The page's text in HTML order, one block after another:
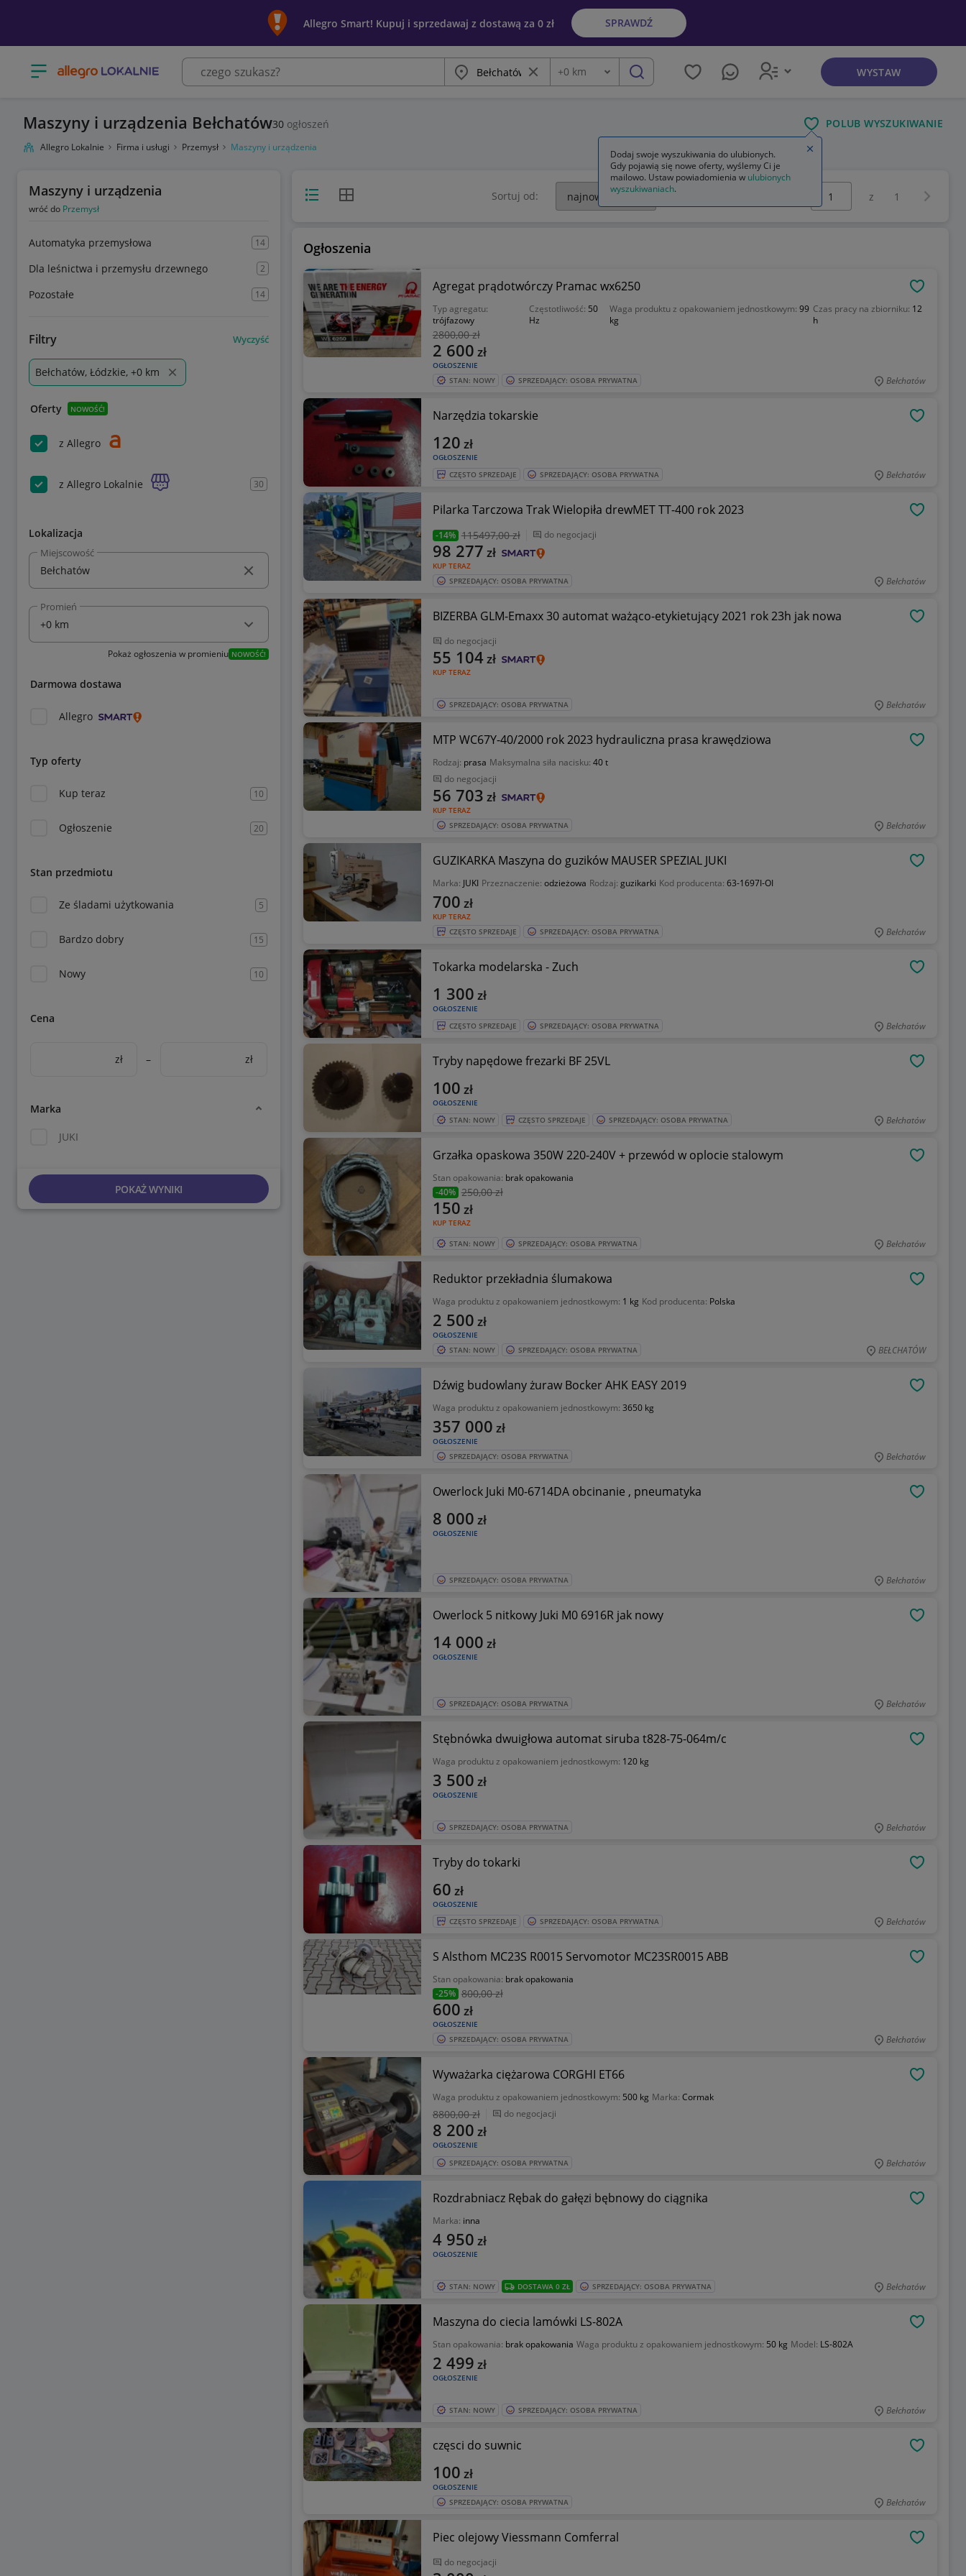
Allegro Smart! Kupuj i sprzedawaj z dostawą za 0 zł SPRAWDŹ
Otwórz menu z kategoriami Miasto Wyczyść frazę
Odległość
+0 km szukaj WYSTAW
Maszyny i urządzenia Bełchatów30 ogłoszeń POLUB WYSZUKIWANIE
Allegro Lokalnie Firma i usługi Przemysł Maszyny i urządzenia
Maszyny i urządzenia
wróć do Przemysł
Automatyka przemysłowa 14
Dla leśnictwa i przemysłu drzewnego 2
Pozostałe 14
Filtry Wyczyść
Bełchatów, Łódzkie, +0 km
Oferty NOWOŚĆ!
z Allegro
z Allegro Lokalnie 30
Lokalizacja
Miejscowość
Promień
Pokaż ogłoszenia w promieniu NOWOŚĆ!
Darmowa dostawa
Allegro
Typ oferty
Kup teraz 10
Ogłoszenie 20
Stan przedmiotu
Ze śladami użytkowania 5
Bardzo dobry 15
Nowy 10
Cena
zł – zł
Marka
JUKI
POKAŻ WYNIKI
Widok listyWidok siatki Sortuj od: z 1
Ogłoszenia
Agregat prądotwórczy Pramac wx6250
Typ agregatu:
trójfazowy
Częstotliwość: 50
Hz
Waga produktu z opakowaniem jednostkowym:99
kg
Czas pracy na zbiorniku: 12
h
2800,00 zł
OGŁOSZENIE
2 600 zł
STAN: NOWY SPRZEDAJĄCY: OSOBA PRYWATNA Bełchatów
Narzędzia tokarskie
OGŁOSZENIE
120 zł
CZĘSTO SPRZEDAJE SPRZEDAJĄCY: OSOBA PRYWATNA Bełchatów
Pilarka Tarczowa Trak Wielopiła drewMET TT-400 rok 2023
-14% 115497,00 zł do negocjacji
KUP TERAZ
98 277 zł
SPRZEDAJĄCY: OSOBA PRYWATNA Bełchatów
BIZERBA GLM-Emaxx 30 automat ważąco-etykietujący 2021 rok 23h jak nowa
do negocjacji
KUP TERAZ
55 104 zł
SPRZEDAJĄCY: OSOBA PRYWATNA Bełchatów
MTP WC67Y-40/2000 rok 2023 hydrauliczna prasa krawędziowa
Rodzaj: prasa Maksymalna siła nacisku: 40 t
do negocjacji
KUP TERAZ
56 703 zł
SPRZEDAJĄCY: OSOBA PRYWATNA Bełchatów
GUZIKARKA Maszyna do guzików MAUSER SPEZIAL JUKI
Marka: JUKI Przeznaczenie: odzieżowa Rodzaj: guzikarki Kod producenta: 63-1697I-OI
KUP TERAZ
700 zł
CZĘSTO SPRZEDAJE SPRZEDAJĄCY: OSOBA PRYWATNA Bełchatów
Tokarka modelarska - Zuch
OGŁOSZENIE
1 300 zł
CZĘSTO SPRZEDAJE SPRZEDAJĄCY: OSOBA PRYWATNA Bełchatów
Tryby napędowe frezarki BF 25VL
OGŁOSZENIE
100 zł
STAN: NOWY CZĘSTO SPRZEDAJE SPRZEDAJĄCY: OSOBA PRYWATNA Bełchatów
Grzałka opaskowa 350W 220-240V + przewód w oplocie stalowym
Stan opakowania: brak opakowania
-40% 250,00 zł
KUP TERAZ
150 zł
STAN: NOWY SPRZEDAJĄCY: OSOBA PRYWATNA Bełchatów
Reduktor przekładnia ślumakowa
Waga produktu z opakowaniem jednostkowym: 1 kg Kod producenta: Polska
OGŁOSZENIE
2 500 zł
STAN: NOWY SPRZEDAJĄCY: OSOBA PRYWATNA BEŁCHATÓW
Dźwig budowlany żuraw Bocker AHK EASY 2019
Waga produktu z opakowaniem jednostkowym: 3650 kg
OGŁOSZENIE
357 000 zł
SPRZEDAJĄCY: OSOBA PRYWATNA Bełchatów
Owerlock Juki M0-6714DA obcinanie , pneumatyka
OGŁOSZENIE
8 000 zł
SPRZEDAJĄCY: OSOBA PRYWATNA Bełchatów
Owerlock 5 nitkowy Juki M0 6916R jak nowy
OGŁOSZENIE
14 000 zł
SPRZEDAJĄCY: OSOBA PRYWATNA Bełchatów
Stębnówka dwuigłowa automat siruba t828-75-064m/c
Waga produktu z opakowaniem jednostkowym: 120 kg
OGŁOSZENIE
3 500 zł
SPRZEDAJĄCY: OSOBA PRYWATNA Bełchatów
Tryby do tokarki
OGŁOSZENIE
60 zł
CZĘSTO SPRZEDAJE SPRZEDAJĄCY: OSOBA PRYWATNA Bełchatów
S Alsthom MC23S R0015 Servomotor MC23SR0015 ABB
Stan opakowania: brak opakowania
-25% 800,00 zł
OGŁOSZENIE
600 zł
SPRZEDAJĄCY: OSOBA PRYWATNA Bełchatów
Wyważarka ciężarowa CORGHI ET66
Waga produktu z opakowaniem jednostkowym: 500 kg Marka: Cormak
8800,00 zł do negocjacji
OGŁOSZENIE
8 200 zł
SPRZEDAJĄCY: OSOBA PRYWATNA Bełchatów
Rozdrabniacz Rębak do gałęzi bębnowy do ciągnika
Marka: inna
OGŁOSZENIE
4 950 zł
STAN: NOWY DOSTAWA 0 ZŁ SPRZEDAJĄCY: OSOBA PRYWATNA Bełchatów
Maszyna do ciecia lamówki LS-802A
Stan opakowania: brak opakowania Waga produktu z opakowaniem jednostkowym: 50 kg Model: LS-802A
OGŁOSZENIE
2 499 zł
STAN: NOWY SPRZEDAJĄCY: OSOBA PRYWATNA Bełchatów
częsci do suwnic
OGŁOSZENIE
100 zł
SPRZEDAJĄCY: OSOBA PRYWATNA Bełchatów
Piec olejowy Viessmann Comferral
do negocjacji
Dodaj swoje wyszukiwania do ulubionych.
Gdy pojawią się nowe oferty, wyślemy Ci je
mailowo. Ustaw powiadomienia w ulubionych
wyszukiwaniach.
Zamknij wskazówkę